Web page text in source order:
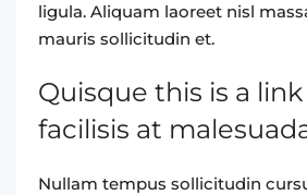
ligula. Aliquam laoreet nisl
mauris sollicitudin et.
Quisque this is a
facilisis at
Nullam tempus sollicitudin